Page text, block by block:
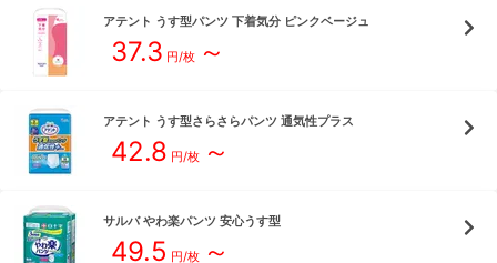
アテント うす型パンツ 下着気分 ピンクベージュ
37.3 円/枚 ～
アテント うす型さらさらパンツ 通気性プラス
42.8 円/枚 ～
サルバ やわ楽パンツ 安心うす型
49.5 円/枚 ～